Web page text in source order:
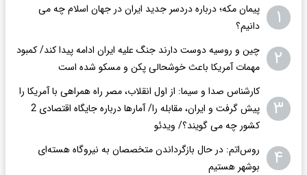
۱
پیمان مکه؛ درباره دردسر جدید ایران در جهان اسلام چه می
دانیم؟
۲
چین و روسیه دوست دارند جنگ علیه ایران ادامه پیدا کند/ کمبود
مهمات آمریکا باعث خوشحالی پکن و مسکو شده است
۳
کارشناس صدا و سیما: از اول انقلاب، مصر راه همراهی با آمریکا را
پیش گرفت و ایران، مقابله را/ آمارها درباره جایگاه اقتصادی 2
کشور چه می گویند؟/ ویدئو
۴
روس‌اتم: در حال بازگرداندن متخصصان به نیروگاه هسته‌ای
بوشهر هستیم